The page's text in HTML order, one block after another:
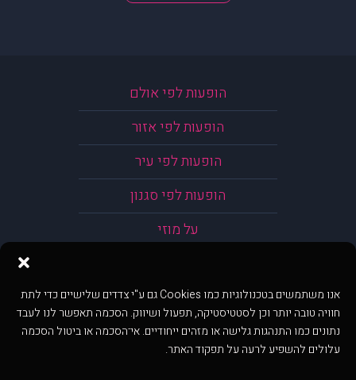
אנו משתמשים בטכנולוגיות כמו Cookies גם ע"י צדדים שלישיים כדי לתת
חוויה טובה יותר וכן לסטטיסטיקה, תפעול ושיווק. הסכמה תאפשר לנו לעבד
נתונים כמו התנהגות גלישה או מזהים ייחודיים. אי־הסכמה או ביטול הסכמה
עלולים להשפיע לרעה על תפקוד האתר.
הופעות לפי אולם
הופעות לפי אזור
הופעות לפי עיר
הופעות לפי סגנון
על מוזי